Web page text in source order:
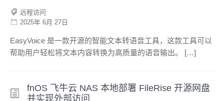
远程访问
2025年 6月 27日
EasyVoice 是一款开源的智能文本转语音工具，这款工具可以
帮助用户轻松将文本内容转换为高质量的语音输出。 […]
fnOS 飞牛云 NAS 本地部署 FileRise 开源网盘
并实现外部访问